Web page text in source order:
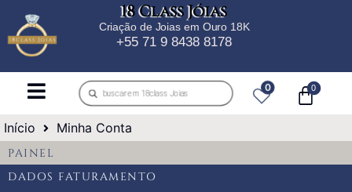
18 Class Jóias
Criação de Joias em Ouro 18K
+55 71 9 8438 8178
0
Início Minha Conta
PAINEL
DADOS FATURAMENTO